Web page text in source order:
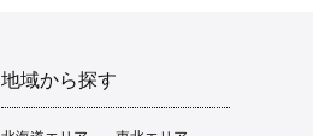
地域から探す